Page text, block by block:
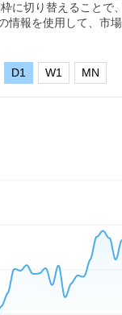
に切り替えることで
情報を使用して、市
D1 W1 MN